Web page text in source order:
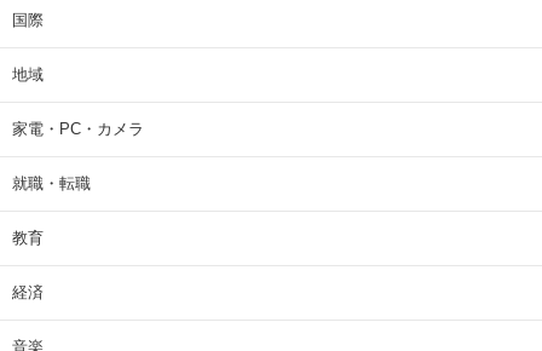
国際
地域
家電・PC・カメラ
就職・転職
教育
経済
音楽